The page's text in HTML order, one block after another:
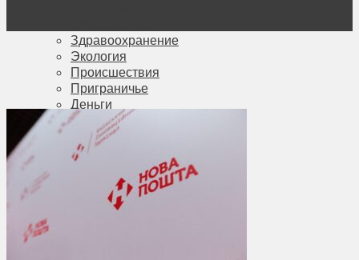
Здравоохранение
Экология
Происшествия
Приграничье
Деньги
Визиты
Выборы
Агроновости
Ищу семью
Духовное пространство